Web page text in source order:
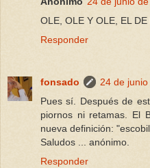
OLE, OLE Y OLE, EL
Responder
fonsado
24 de
Pues sí. Después de
piornos ni retamas. El
nueva definición:
Saludos ... anónimo.
Responder